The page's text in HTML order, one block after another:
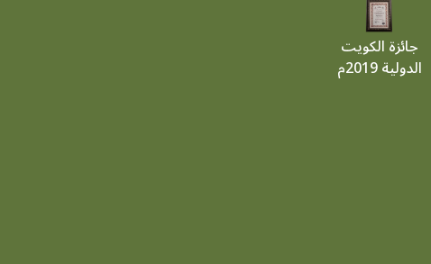
جائزة الكويت
الدولية 2019م